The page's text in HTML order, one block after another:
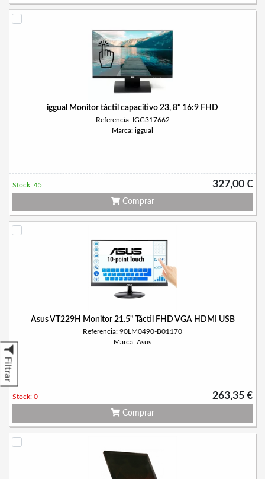
Filtrar
iggual Monitor táctil capacitivo 23, 8" 16:9 FHD
Referencia: IGG317662
Marca: iggual
327,00 €
Stock: 45
Comprar
Asus VT229H Monitor 21.5" Táctil FHD VGA HDMI USB
Referencia: 90LM0490-B01170
Marca: Asus
263,35 €
Stock: 0
Comprar